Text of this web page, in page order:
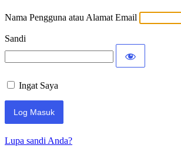
Nama Pengguna atau Alamat Email
Sandi
Ingat Saya
Lupa sandi Anda?